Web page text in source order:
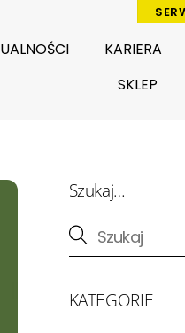
KARIERA
SKLEP
Szukaj…
KATEGORIE